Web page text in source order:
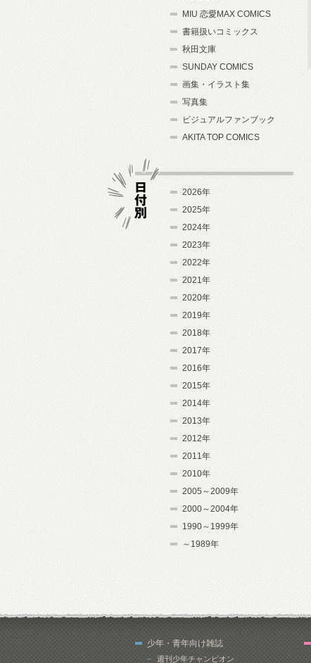
MIU 恋愛MAX COMICS
書籍扱いコミックス
秋田文庫
SUNDAY COMICS
画集・イラスト集
写真集
ビジュアルファンブック
AKITA TOP COMICS
2026年
2025年
2024年
2023年
2022年
2021年
2020年
2019年
2018年
2017年
2016年
2015年
2014年
2013年
2012年
2011年
2010年
2005～2009年
2000～2004年
1990～1999年
～1989年
少年・青年向け雑誌
週刊少年チャンピオン